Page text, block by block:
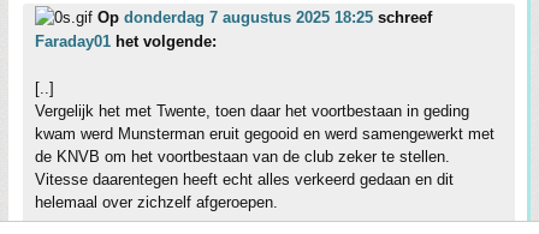
Op donderdag 7 augustus 2025 18:25 schreef
Faraday01 het volgende:
[..]
Vergelijk het met Twente, toen daar het voortbestaan in geding
kwam werd Munsterman eruit gegooid en werd samengewerkt met
de KNVB om het voortbestaan van de club zeker te stellen.
Vitesse daarentegen heeft echt alles verkeerd gedaan en dit
helemaal over zichzelf afgeroepen.